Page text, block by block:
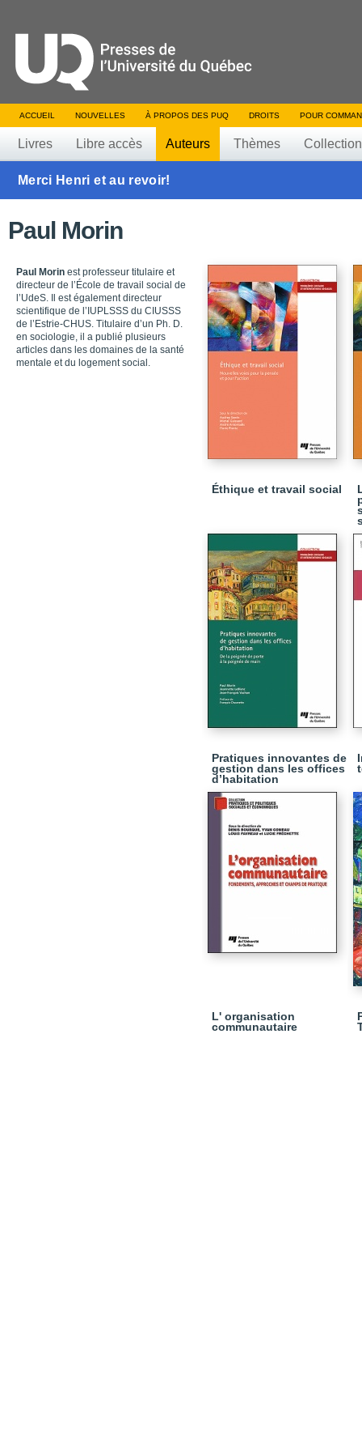
ACCUEIL NOUVELLES À PROPOS DES PUQ DROITS POUR
Livres Libre accès Auteurs Thèmes
Merci Henri et au revoir!
Paul Morin
Paul Morin est professeur titulaire et
directeur de l’École de travail social de
l’UdeS. Il est également directeur
scientifique de l’IUPLSSS du CIUSSS
de l’Estrie-CHUS. Titulaire d’un Ph. D.
en sociologie, il a publié plusieurs
articles dans les domaines de la santé
mentale et du logement social.
Éthique et travail social
Pratiques innovantes de
gestion dans les offices
d’habitation
L' organisation
communautaire